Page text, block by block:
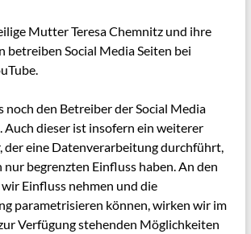
Mutter Teresa Chemnitz und ihre
Social Media Seiten bei
noch den Betreiber der Social Media
Auch dieser ist insofern ein weiterer
eine Datenverarbeitung durchführt,
begrenzten Einfluss haben. An den
Einfluss nehmen und die
parametrisieren können, wirken wir im
Verfügung stehenden Möglichkeiten